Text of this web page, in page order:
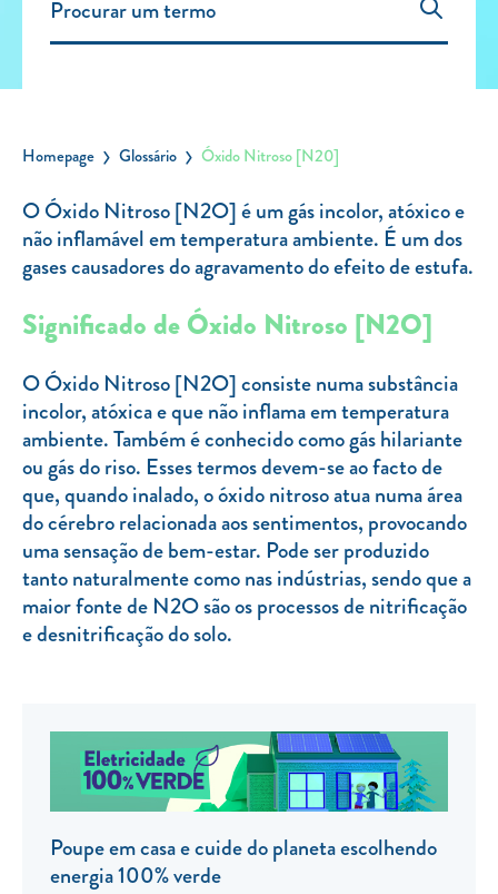
Carregar Fora de Casa
Leituras
Sobre nós
Contactos
FAQ
Blog
Mais informações
SERVIÇOS
ROTULAGEM
JUNTE-SE A NÓS
TARIFA SOCIAL
APP MOBILE
CONTADORES ELÉTRICOS
EFICIÊNCIA ENERGÉTICA
FRAUDE E SEGURANÇA
Preços de referência
Documentos úteis
Homepage Glossário Óxido Nitroso [N20]
O Óxido Nitroso [N2O] é um gás incolor, atóxico e
não inflamável em temperatura ambiente. É um dos
gases causadores do agravamento do efeito de estufa.
Significado de Óxido Nitroso [N2O]
O Óxido Nitroso [N2O] consiste numa substância
incolor, atóxica e que não inflama em temperatura
ambiente. Também é conhecido como gás hilariante
ou gás do riso. Esses termos devem-se ao facto de
que, quando inalado, o óxido nitroso atua numa área
do cérebro relacionada aos sentimentos, provocando
uma sensação de bem-estar. Pode ser produzido
tanto naturalmente como nas indústrias, sendo que a
maior fonte de N2O são os processos de nitrificação
e desnitrificação do solo.
Poupe em casa e cuide do planeta escolhendo
energia 100% verde